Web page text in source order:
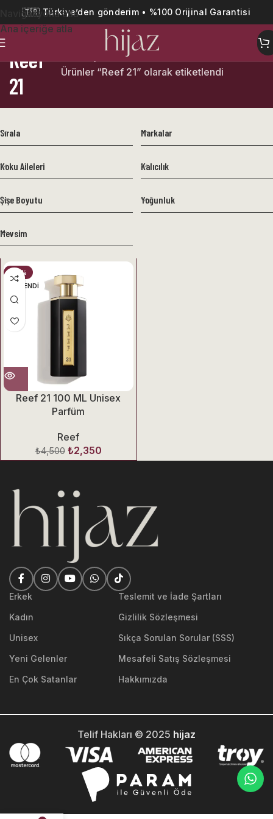
Navigasyona atla
Ana içeriğe atla
🇹🇷 Türkiye’den gönderim • %100 Orijinal Garantisi
Reef
21
Ürünler “Reef 21” olarak etiketlendi
Sırala Markalar
Koku Aileleri Kalıcılık
Şişe Boyutu Yoğunluk
Mevsim
-48%
TÜKENDI
Reef 21 100 ML Unisex
Parfüm
Reef
₺4,500 ₺2,350
Erkek
Kadın
Unisex
Yeni Gelenler
En Çok Satanlar
Teslemit ve İade Şartları
Gizlilik Sözleşmesi
Sıkça Sorulan Sorular (SSS)
Mesafeli Satış Sözleşmesi
Hakkımızda
Telif Hakları © 2025 hijaz